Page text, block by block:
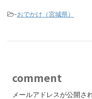
-おでかけ（宮城県）
comment
メールアドレスが公開さ